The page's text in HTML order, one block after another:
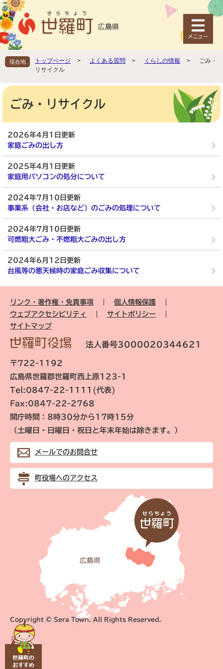
ペ
ー
ジ
の
頭
で
。
メ
ニ
ュ
ー
飛
ば
て
現在地 トップページ > よくある質問 > くらしの情報 >
ごみ・
リサイクル
本
ごみ・リサイクル
2026年4月1日更新
家庭ごみの出し方
2025年4月1日更新
家庭用パソコンの処分について
2024年7月10日更新
事業系（会社・お店など）のごみの処理について
2024年7月10日更新
可燃粗大ごみ・不燃粗大ごみの出し方
2024年6月12日更新
台風等の悪天候時の家庭ごみ収集について
リンク・著作権・免責事項
個人情報保護
ウェブアクセシビリティ
サイトポリシー
サイトマップ
法人番号3000020344621
〒722-1192
広島県世羅郡世羅町西上原123-1
Tel:0847-22-1111(代表)
Fax:0847-22-2768
開庁時間：8時30分から17時15分
（土曜日・日曜日・祝日と年末年始は除きます。）
メールでのお問合せ
町役場へのアクセス
Copyright © Sera Town. All Rights Reserved.